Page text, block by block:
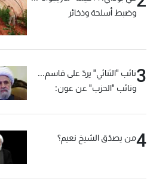
وضبط أسلحة وذخائر
3نائب "الثنائي" يردّ على قاسم...
ونائب "الحزب" عن عون:
4من يصدّق الشيخ نعيم؟